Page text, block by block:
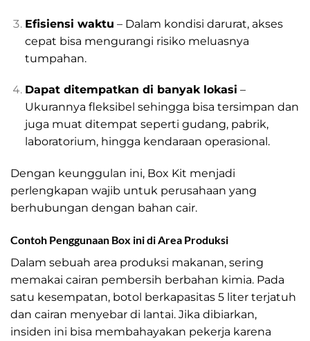
Efisiensi waktu – Dalam kondisi darurat, akses
cepat bisa mengurangi risiko meluasnya
tumpahan.
Dapat ditempatkan di banyak lokasi –
Ukurannya fleksibel sehingga bisa tersimpan dan
juga muat ditempat seperti gudang, pabrik,
laboratorium, hingga kendaraan operasional.
Dengan keunggulan ini, Box Kit menjadi
perlengkapan wajib untuk perusahaan yang
berhubungan dengan bahan cair.
Contoh Penggunaan Box ini di Area Produksi
Dalam sebuah area produksi makanan, sering
memakai cairan pembersih berbahan kimia. Pada
satu kesempatan, botol berkapasitas 5 liter terjatuh
dan cairan menyebar di lantai. Jika dibiarkan,
insiden ini bisa membahayakan pekerja karena